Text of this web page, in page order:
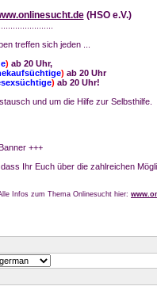
(HSO e.V.)
treffen sich jeden ...
) ab 20 Uhr,
) ab 20 Uhr
) ab 20 Uhr!
und um die Hilfe zur Selbsthilfe.
+++
Ihr Euch über die zahlreichen
Infos zum Thema Onlinesucht hier: